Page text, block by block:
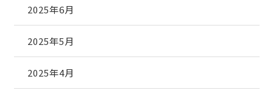
2025年6月
2025年5月
2025年4月